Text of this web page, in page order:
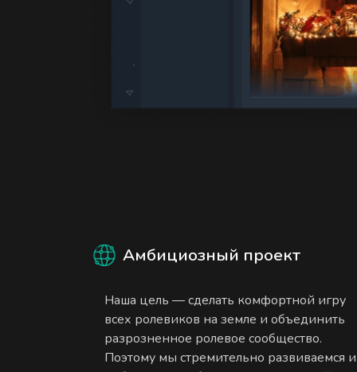
Амбициозный проект
Наша цель — сделать комфортной игру
всех ролевиков на земле и объединить
разрозненное ролевое сообщество.
Поэтому мы стремительно развиваемся и